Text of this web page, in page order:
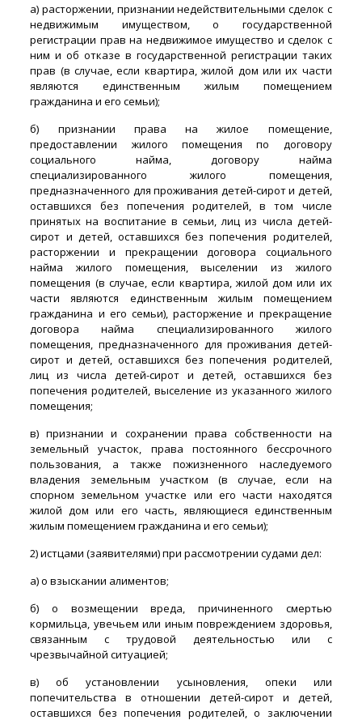
а) расторжении, признании недействительными сделок с
недвижимым имуществом, о государственной
регистрации прав на недвижимое имущество и сделок с
ним и об отказе в государственной регистрации таких
прав (в случае, если квартира, жилой дом или их части
являются единственным жилым помещением
гражданина и его семьи);
б) признании права на жилое помещение,
предоставлении жилого помещения по договору
социального найма, договору найма
специализированного жилого помещения,
предназначенного для проживания детей-сирот и детей,
оставшихся без попечения родителей, в том числе
принятых на воспитание в семьи, лиц из числа детей-
сирот и детей, оставшихся без попечения родителей,
расторжении и прекращении договора социального
найма жилого помещения, выселении из жилого
помещения (в случае, если квартира, жилой дом или их
части являются единственным жилым помещением
гражданина и его семьи), расторжение и прекращение
договора найма специализированного жилого
помещения, предназначенного для проживания детей-
сирот и детей, оставшихся без попечения родителей,
лиц из числа детей-сирот и детей, оставшихся без
попечения родителей, выселение из указанного жилого
помещения;
в) признании и сохранении права собственности на
земельный участок, права постоянного бессрочного
пользования, а также пожизненного наследуемого
владения земельным участком (в случае, если на
спорном земельном участке или его части находятся
жилой дом или его часть, являющиеся единственным
жилым помещением гражданина и его семьи);
2) истцами (заявителями) при рассмотрении судами дел:
а) о взыскании алиментов;
б) о возмещении вреда, причиненного смертью
кормильца, увечьем или иным повреждением здоровья,
связанным с трудовой деятельностью или с
чрезвычайной ситуацией;
в) об установлении усыновления, опеки или
попечительства в отношении детей-сирот и детей,
оставшихся без попечения родителей, о заключении